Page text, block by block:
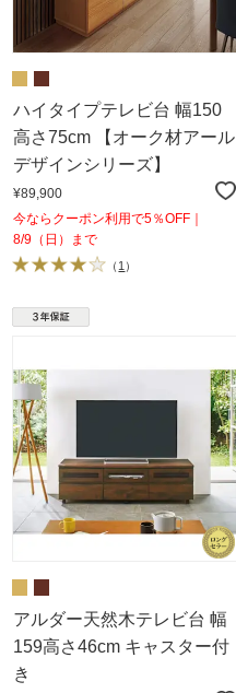
ハイタイプテレビ台 幅150
高さ75cm 【オーク材アール
デザインシリーズ】
¥89,900
今ならクーポン利用で5％OFF｜
8/9（日）まで
（ 1 ）
アルダー天然木テレビ台 幅
159高さ46cm キャスター付
き